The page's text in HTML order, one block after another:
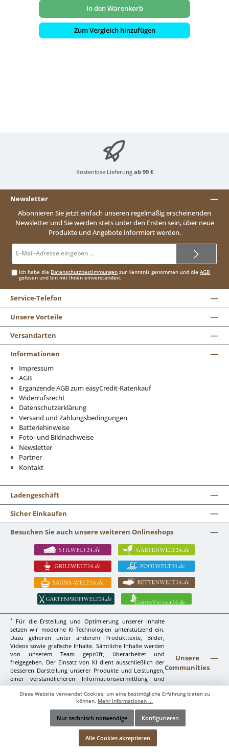
In den Warenkorb
Zum Vergleich hinzufügen
Kostenlose Lieferung ab 99 €
Newsletter
Abonnieren Sie jetzt einfach unseren regelmäßig erscheinenden
Newsletter und Sie werden stets unter den Ersten sein, über neue
Produkte und Angebote informiert werden.
Mail-
Ich habe die Datenschutzbestimmungen zur Kenntnis genommen und dieAGB
gelesen und bin mit ihnen einverstanden.
Service-Telefon
Unsere Vorteile
Versandarten
Informationen
Impressum
AGB
Ergänzende AGB zum easyCredit-Ratenkauf
Widerrufsrecht
Datenschutzerklärung
Versand und Zahlungsbedingungen
Batteriehinweise
Foto- und Bildnachweise
Newsletter
Partner
Kontakt
Ladengeschäft
Sicher Einkaufen
Besuchen Sie auch unsere weiteren Onlineshops
*
Für die Erstellung und Optimierung unserer Inhalte
setzen wir moderne KI-Technologien unterstützend ein.
Dazu gehören unter anderem Produkttexte, Bilder,
Videos sowie grafische Inhalte. Sämtliche Inhalte werden
von unserem Team geprüft, überarbeitet und
freigegeben. Der Einsatz von KI dient ausschließlich der
besseren Darstellung unserer Produkte und Leistungen,
einer verständlicheren Informationsvermittlung und
einer höheren Qualität unserer Inhalte. Eine Verwendung
zur Täuschung oder Irreführung erfolgt nicht.
Unsere
Communities
FacebookInstagramYouTubeLinkedInWebsite
Werkzeugleiste anzeigen
Diese Website verwendet Cookies, um eine bestmögliche Erfahrung bieten zu
können. Mehr Informationen ...
Nur technisch notwendige Konfigurieren
Alle Cookies akzeptieren